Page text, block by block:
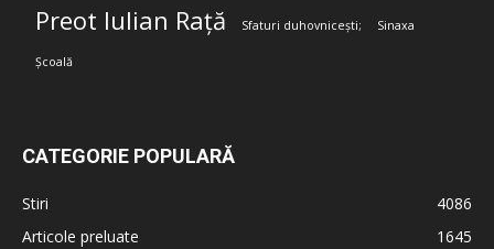
Preot Iulian Rață Sfaturi duhovnicești; Sinaxa
Școală
CATEGORIE POPULARĂ
Stiri
4086
Articole preluate
1645